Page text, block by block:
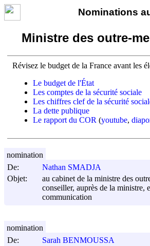
Nominations
Ministre des outre-
Révisez le budget de la France avant les
Le budget de l'État
Les comptes de la sécurité sociale
Les chiffres clef de la sécurité
La dette publique
Le rapport du COR (youtube,
De:
Nathan SMADJA
Objet:
au cabinet de la ministre des
conseiller, auprès de la ministre,
communication
nomination
De:
Sarah BENMOUSSA
nomination